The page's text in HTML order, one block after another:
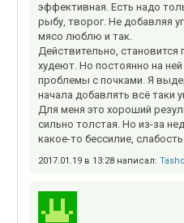
эффективная. Есть надо
рыбу, творог. Не добавляя
мясо люблю и так.
Действительно, становится
худеют. Но постоянно на
проблемы с почками. Я
начала добавлять всё таки
Для меня это хороший
сильно толстая. Но из-за
какое-то бессилие,
2017.01.19 в 13:28 написал: